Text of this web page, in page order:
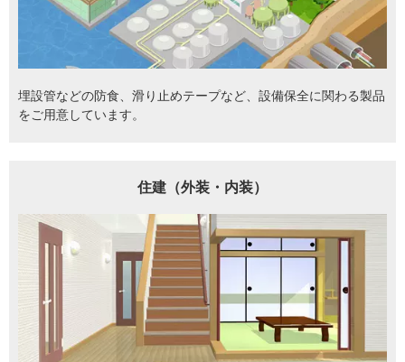
埋設管などの防食、滑り止めテープなど、設備保全に関わる製品
をご用意しています。
住建（外装・内装）